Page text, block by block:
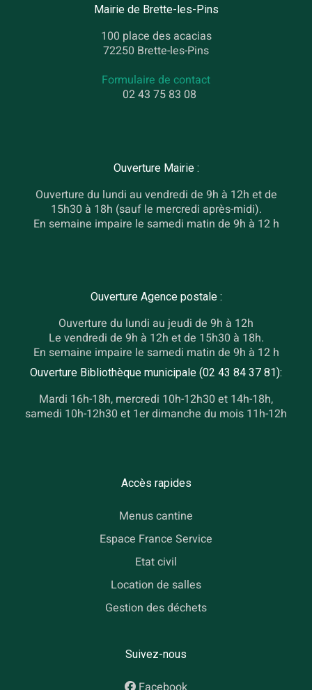
Mairie de Brette-les-Pins
100 place des acacias
72250 Brette-les-Pins
Formulaire de contact
02 43 75 83 08
Ouverture Mairie :
Ouverture du lundi au vendredi de 9h à 12h et de
15h30 à 18h (sauf le mercredi après-midi).
En semaine impaire le samedi matin de 9h à 12 h
Ouverture Agence postale :
Ouverture du lundi au jeudi de 9h à 12h
Le vendredi de 9h à 12h et de 15h30 à 18h.
En semaine impaire le samedi matin de 9h à 12 h
Ouverture Bibliothèque municipale (02 43 84 37 81):
Mardi 16h-18h, mercredi 10h-12h30 et 14h-18h,
samedi 10h-12h30 et 1er dimanche du mois 11h-12h
Accès rapides
Menus cantine
Espace France Service
Etat civil
Location de salles
Gestion des déchets
Suivez-nous